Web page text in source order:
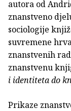
autora od
znanstveno
sociologije
suvremene
znanstvenih
znanstvenu
i identiteta do
Prikaze